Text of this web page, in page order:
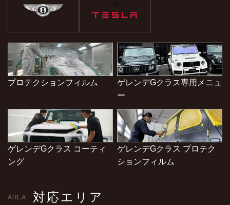
プロテクションフィルム
ゲレンデGクラス専用メニュ
ー
ゲレンデGクラス コーティ
ング
ゲレンデGクラス プロテク
ションフィルム
AREA 対応エリア